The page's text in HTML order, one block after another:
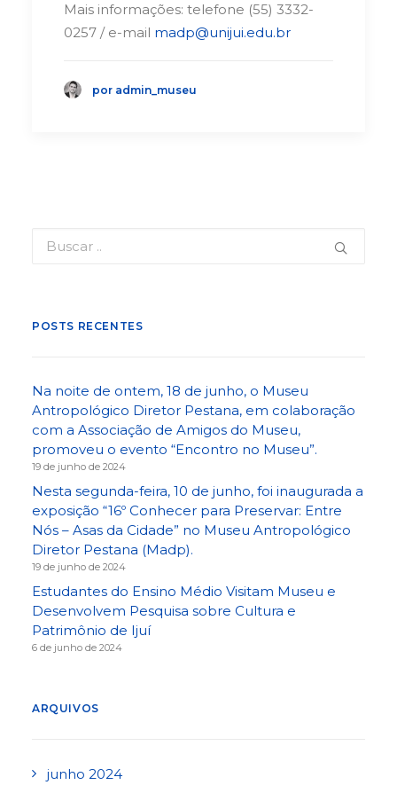
Mais informações: telefone (55) 3332-
0257 / e-mail madp@unijui.edu.br
por admin_museu
POSTS RECENTES
Na noite de ontem, 18 de junho, o Museu
Antropológico Diretor Pestana, em colaboração
com a Associação de Amigos do Museu,
promoveu o evento “Encontro no Museu”.
19 de junho de 2024
Nesta segunda-feira, 10 de junho, foi inaugurada a
exposição “16º Conhecer para Preservar: Entre
Nós – Asas da Cidade” no Museu Antropológico
Diretor Pestana (Madp).
19 de junho de 2024
Estudantes do Ensino Médio Visitam Museu e
Desenvolvem Pesquisa sobre Cultura e
Patrimônio de Ijuí
6 de junho de 2024
ARQUIVOS
junho 2024